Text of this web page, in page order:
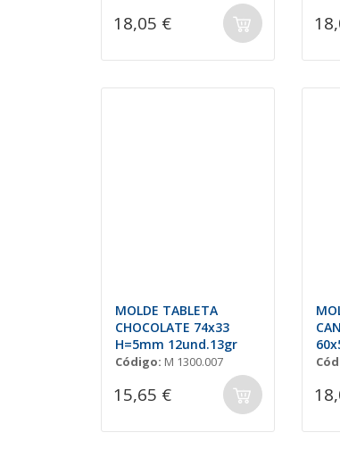
18,05 €
MOLDE TABLETA
CHOCOLATE 74x33
H=5mm 12und.13gr
Código: M 1300.007
15,65 €